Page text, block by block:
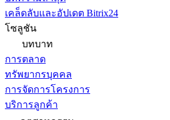
เคล็ดลับและอัปเดต Bitrix24
โซลูชัน
บทบาท
การตลาด
ทรัพยากรบุคคล
การจัดการโครงการ
บริการลูกค้า